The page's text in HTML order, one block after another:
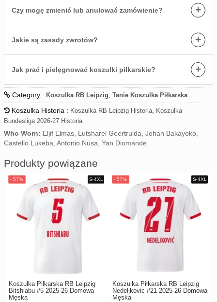
Czy mogę zmienić lub anulować zamówienie? +
Jakie są zasady zwrotów? +
Jak prać i pielęgnować koszulki piłkarskie? +
Category : Koszulka RB Leipzig, Tanie Koszulka Piłkarska
Koszulka Historia : Koszulka RB Leipzig Historia, Koszulka
Bundesliga 2026-27 Historia
Who Worn: Eljif Elmas, Lutsharel Geertruida, Johan Bakayoko,
Castello Lukeba, Antonio Nusa, Yan Diomande
Produkty powiązane
Koszulka Piłkarska RB Leipzig
Bitshiabu #5 2025-26 Domowa
Męska
Koszulka Piłkarska RB Leipzig
Nedeljkovic #21 2025-26 Domowa
Męska